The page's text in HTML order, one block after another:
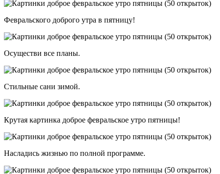
Февральского доброго утра в пятницу!
Осуществи все планы.
Стильные сани зимой.
Крутая картинка доброе февральское утро пятницы!
Насладись жизнью по полной программе.